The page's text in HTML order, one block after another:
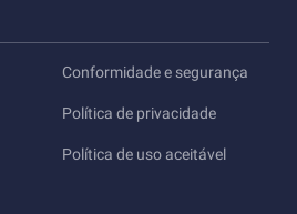
Conformidade e segurança
Política de privacidade
Política de uso aceitável